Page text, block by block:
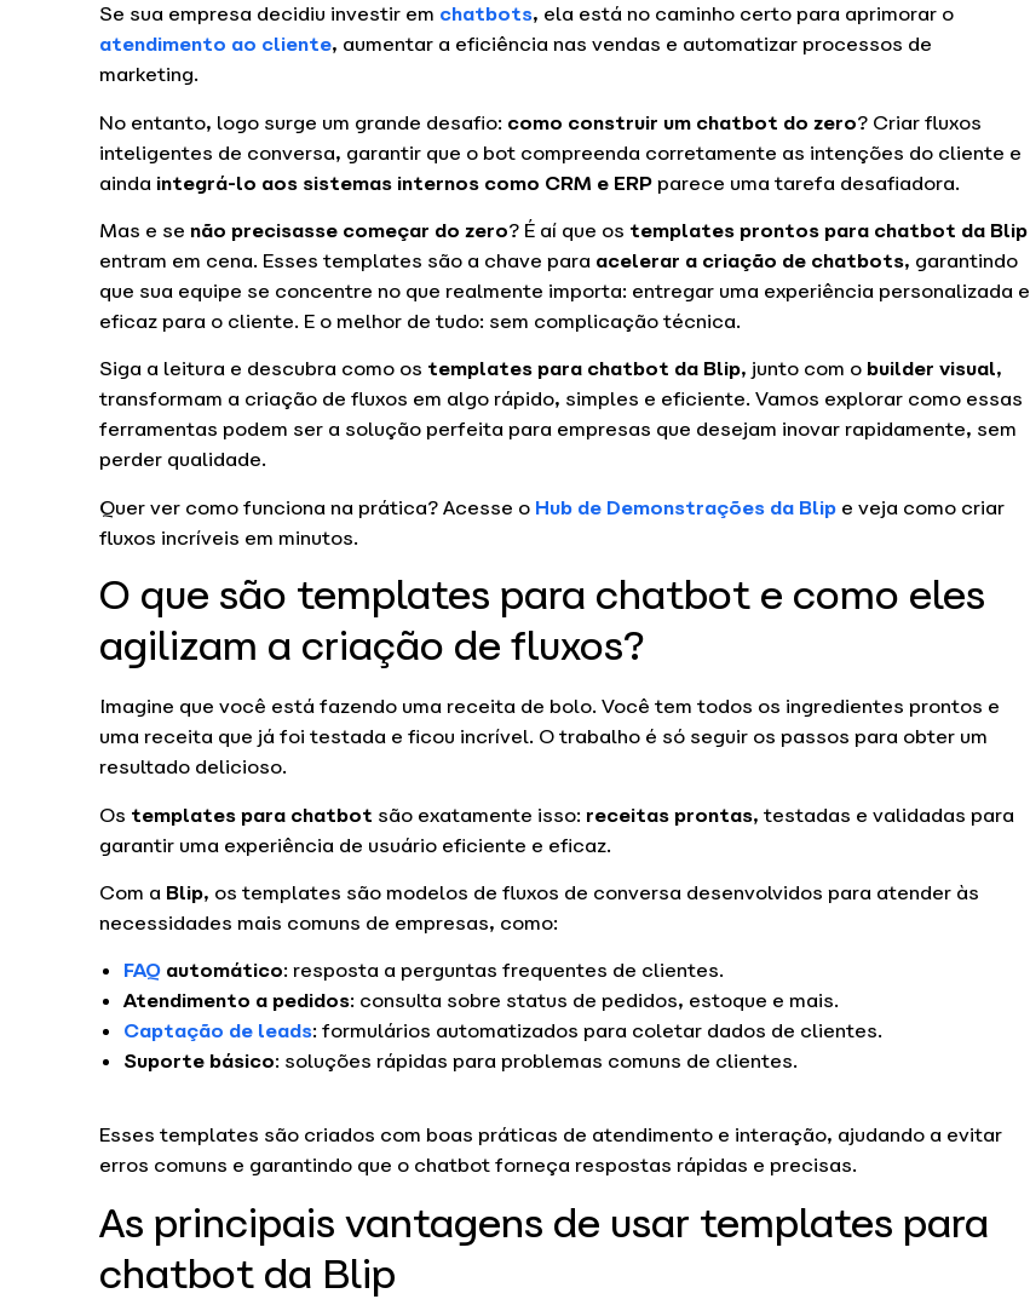
Se sua empresa decidiu investir em chatbots, ela está no caminho certo para aprimorar o
atendimento ao cliente, aumentar a eficiência nas vendas e automatizar processos de
marketing.
No entanto, logo surge um grande desafio: como construir um chatbot do zero? Criar fluxos
inteligentes de conversa, garantir que o bot compreenda corretamente as intenções do cliente e
ainda integrá-lo aos sistemas internos como CRM e ERPparece uma tarefa desafiadora.
Mas e se não precisasse começar do zero? É aí que os templates prontos para chatbot da Blip
entram em cena. Esses templates são a chave para acelerar a criação de chatbots, garantindo
que sua equipe se concentre no que realmente importa: entregar uma experiência personalizada e
eficaz para o cliente. E o melhor de tudo: sem complicação técnica.
Siga a leitura e descubra como os templates para chatbot da Blip, junto com obuilder visual,
transformam a criação de fluxos em algo rápido, simples e eficiente. Vamos explorar como essas
ferramentas podem ser a solução perfeita para empresas que desejam inovar rapidamente, sem
perder qualidade.
Quer ver como funciona na prática? Acesse o Hub de Demonstrações da Blip e veja como criar
fluxos incríveis em minutos.
O que são templates para chatbot e como eles
agilizam a criação de fluxos?
Imagine que você está fazendo uma receita de bolo. Você tem todos os ingredientes prontos e
uma receita que já foi testada e ficou incrível. O trabalho é só seguir os passos para obter um
resultado delicioso.
Os templates para chatbot são exatamente isso: receitas prontas, testadas e validadas para
garantir uma experiência de usuário eficiente e eficaz.
Com a Blip, os templates são modelos de fluxos de conversa desenvolvidos para atender às
necessidades mais comuns de empresas, como:
FAQ automático: resposta a perguntas frequentes de clientes.
Atendimento a pedidos: consulta sobre status de pedidos, estoque e mais.
Captação de leads: formulários automatizados para coletar dados de clientes.
Suporte básico: soluções rápidas para problemas comuns de clientes.
Esses templates são criados com boas práticas de atendimento e interação, ajudando a evitar
erros comuns e garantindo que o chatbot forneça respostas rápidas e precisas.
As principais vantagens de usar templates para
chatbot da Blip